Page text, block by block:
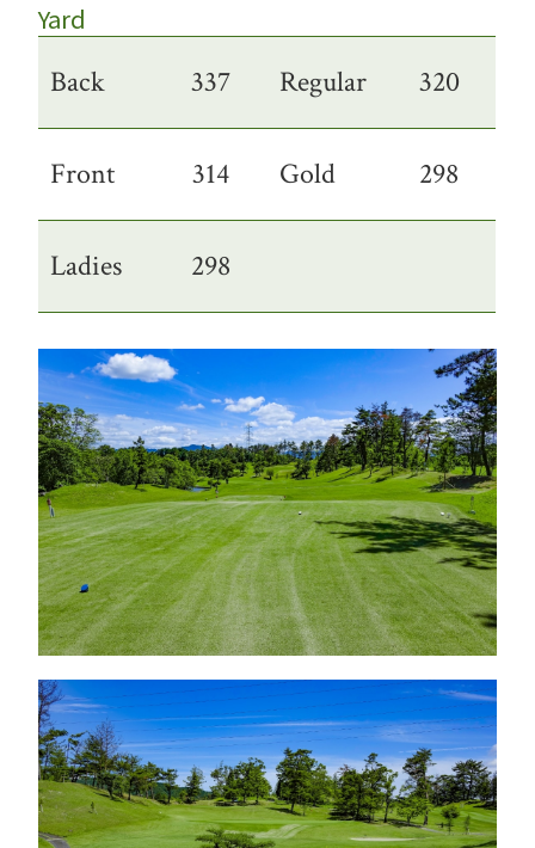
Yard
Back 337 Regular 320
Front 314 Gold 298
Ladies 298